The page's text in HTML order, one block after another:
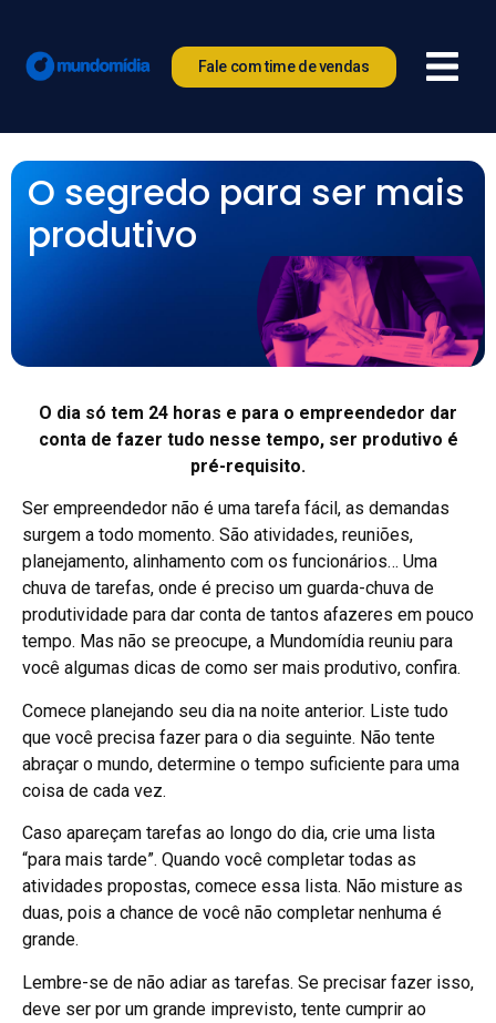
Fale com time de vendas
O segredo para ser mais
produtivo
O dia só tem 24 horas e para o empreendedor dar
conta de fazer tudo nesse tempo, ser produtivo é
pré-requisito.
Ser empreendedor não é uma tarefa fácil, as demandas
surgem a todo momento. São atividades, reuniões,
planejamento, alinhamento com os funcionários… Uma
chuva de tarefas, onde é preciso um guarda-chuva de
produtividade para dar conta de tantos afazeres em pouco
tempo. Mas não se preocupe, a Mundomídia reuniu para
você algumas dicas de como ser mais produtivo, confira.
Comece planejando seu dia na noite anterior. Liste tudo
que você precisa fazer para o dia seguinte. Não tente
abraçar o mundo, determine o tempo suficiente para uma
coisa de cada vez.
Caso apareçam tarefas ao longo do dia, crie uma lista
“para mais tarde”. Quando você completar todas as
atividades propostas, comece essa lista. Não misture as
duas, pois a chance de você não completar nenhuma é
grande.
Lembre-se de não adiar as tarefas. Se precisar fazer isso,
deve ser por um grande imprevisto, tente cumprir ao